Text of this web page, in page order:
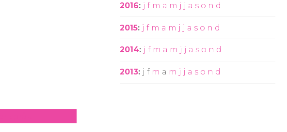
2016: j f m a m j j a s o n d
2015: j f m a m j j a s o n d
2014: j f m a m j j a s o n d
2013: j f m a m j j a s o n d